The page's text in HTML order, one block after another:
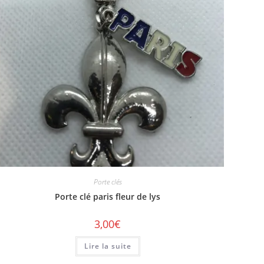
Porte clés
Porte clé paris fleur de lys
3,00€
Lire la suite